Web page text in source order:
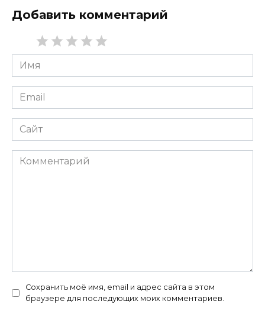
Добавить комментарий
Имя
*
Email
*
Сайт
Комментарий
Сохранить моё имя, email и адрес сайта в этом
браузере для последующих моих комментариев.